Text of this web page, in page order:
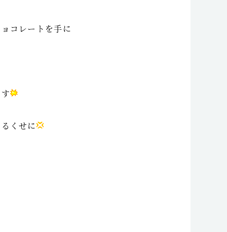
コレートを手に
くせに